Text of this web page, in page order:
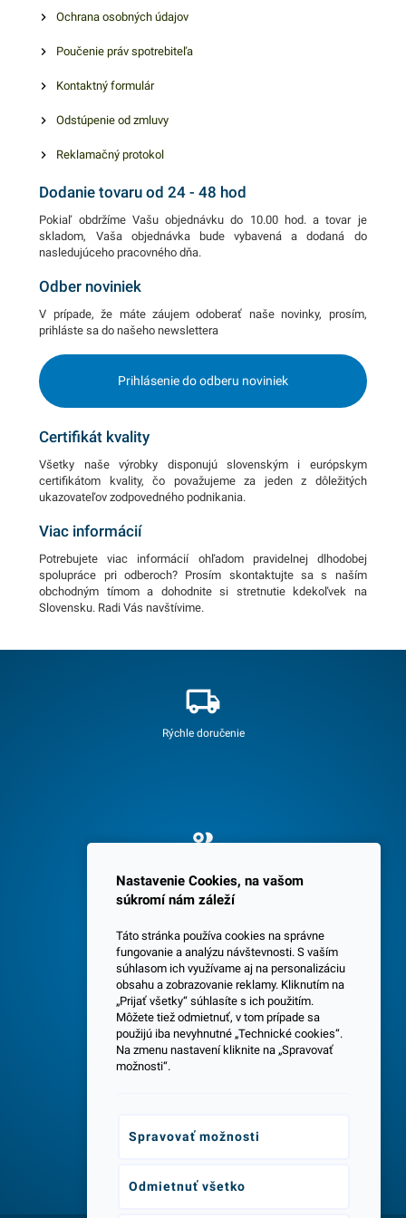
dávkovanie a jednoduchú
Ochrana osobných údajov
Poučenie práv spotrebiteľa
Kontaktný formulár
Odstúpenie od zmluvy
Reklamačný protokol
Dodanie tovaru od 24 - 48 hod
Pokiaľ obdržíme Vašu objednávku do 10.00 hod. a tovar je
skladom, Vaša objednávka bude vybavená a dodaná do
nasledujúceho pracovného dňa.
Odber noviniek
V prípade, že máte záujem odoberať naše novinky, prosím,
prihláste sa do našeho newslettera
Prihlásenie do odberu noviniek
Certifikát kvality
Všetky naše výrobky disponujú slovenským i európskym
certifikátom kvality, čo považujeme za jeden z dôležitých
ukazovateľov zodpovedného podnikania.
Viac informácií
Potrebujete viac informácií ohľadom pravidelnej dlhodobej
spolupráce pri odberoch? Prosím skontaktujte sa s naším
obchodným tímom a dohodnite si stretnutie kdekoľvek na
Slovensku. Radi Vás navštívime.
Rýchle doručenie
Spokojných 3600 zákazníkov
Centrála a predajňa v Senci
Nastavenie Cookies, na vašom
súkromí nám záleží
Táto stránka používa cookies na správne
fungovanie a analýzu návštevnosti. S vaším
súhlasom ich využívame aj na personalizáciu
obsahu a zobrazovanie reklamy. Kliknutím na
„Prijať všetky“ súhlasíte s ich použitím.
Môžete tiež odmietnuť, v tom prípade sa
použijú iba nevyhnutné „Technické cookies“.
Na zmenu nastavení kliknite na „Spravovať
možnosti“.
Spravovať možnosti
Odmietnuť všetko